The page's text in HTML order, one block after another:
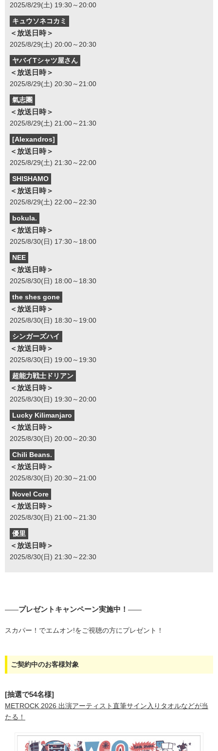
2025/8/29(土) 19:30～20:00
キュウソネコカミ
＜放送日時＞
2025/8/29(土) 20:00～20:30
ヤバイTシャツ屋さん
＜放送日時＞
2025/8/29(土) 20:30～21:00
氣志團
＜放送日時＞
2025/8/29(土) 21:00～21:30
[Alexandros]
＜放送日時＞
2025/8/29(土) 21:30～22:00
SHISHAMO
＜放送日時＞
2025/8/29(土) 22:00～22:30
bokula.
＜放送日時＞
2025/8/30(日) 17:30～18:00
NEE
＜放送日時＞
2025/8/30(日) 18:00～18:30
the shes gone
＜放送日時＞
2025/8/30(日) 18:30～19:00
シンガーズハイ
＜放送日時＞
2025/8/30(日) 19:00～19:30
超能力戦士ドリアン
＜放送日時＞
2025/8/30(日) 19:30～20:00
Lucky Kilimanjaro
＜放送日時＞
2025/8/30(日) 20:00～20:30
Chili Beans.
＜放送日時＞
2025/8/30(日) 20:30～21:00
Novel Core
＜放送日時＞
2025/8/30(日) 21:00～21:30
優里
＜放送日時＞
2025/8/30(日) 21:30～22:30
――プレゼントキャンペーン実施中！ ――
スカパー！でエムオン!をご視聴の方にプレゼント！
ご契約中のお客様対象
[抽選で54名様]
METROCK 2026 出演アーティスト直筆サイン入りタオルなどが当
たる！